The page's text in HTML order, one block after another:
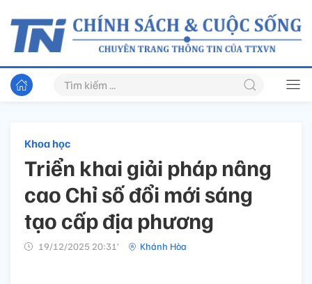
Khoa học
Triển khai giải pháp nâng
cao Chỉ số đổi mới sáng
tạo cấp địa phương
19/12/2025 20:31’ Khánh Hòa